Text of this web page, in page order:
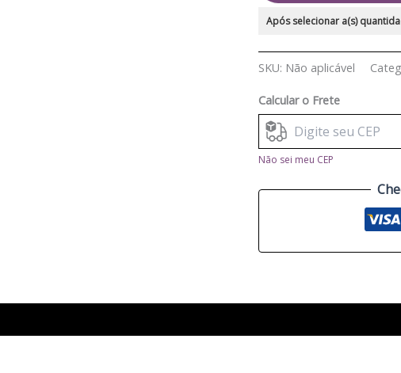
Após selecionar a(s)
SKU: Não aplicável
Calcular o Frete
Não sei meu CEP